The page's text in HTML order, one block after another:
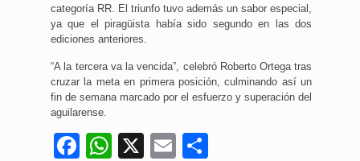
categoría RR. El triunfo tuvo además un sabor especial,
ya que el piragüista había sido segundo en las dos
ediciones anteriores.
“A la tercera va la vencida”, celebró Roberto Ortega tras
cruzar la meta en primera posición, culminando así un
fin de semana marcado por el esfuerzo y superación del
aguilarense.
Facebook
WhatsApp
X Email